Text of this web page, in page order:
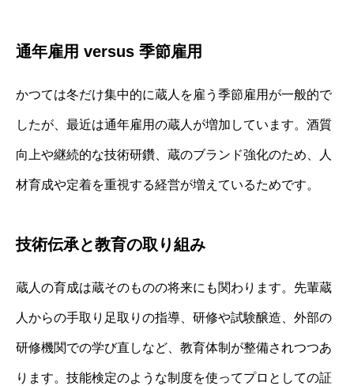
通年雇用 versus 季節雇用
かつては冬だけ集中的に蔵人を雇う季節雇用が一般的で
したが、最近は通年雇用の蔵人が増加しています。酒質
向上や継続的な技術研鑽、蔵のブランド強化のため、人
材育成や定着を重視する経営が増えているためです。
技術伝承と教育の取り組み
蔵人の育成は蔵そのものの将来にも関わります。先輩蔵
人からの手取り足取りの指導、研修や試験醸造、外部の
研修機関での学び直しなど、教育体制が整備されつつあ
ります。技能検定のような制度を使ってプロとしての証